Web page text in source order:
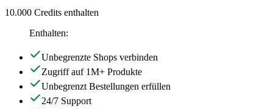
10.000 Credits enthalten
Enthalten:
Unbegrenzte Shops verbinden
Zugriff auf 1M+ Produkte
Unbegrenzt Bestellungen erfüllen
24/7 Support